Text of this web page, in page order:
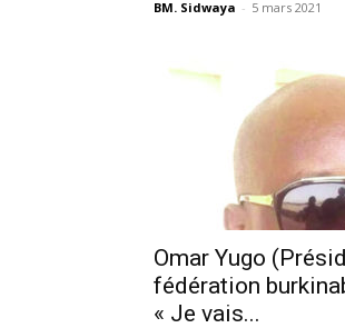
BM. Sidwaya - 5 mars 2021
Omar Yugo
fédération
« Je vais...